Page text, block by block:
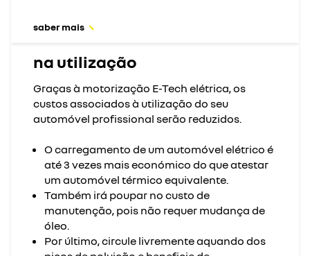
saber mais
na utilização
Graças à motorização E-Tech elétrica, os
custos associados à utilização do seu
automóvel profissional serão reduzidos.
O carregamento de um automóvel elétrico é
até 3 vezes mais económico do que atestar
um automóvel térmico equivalente.
Também irá poupar no custo de
manutenção, pois não requer mudança de
óleo.
Por último, circule livremente aquando dos